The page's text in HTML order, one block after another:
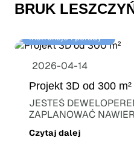
BRUK
Instrukcje i porady⠀
2026-04-14
Projekt 3D od 300 m²
JESTEŚ
ZAPLANOWAĆ
Czytaj dalej